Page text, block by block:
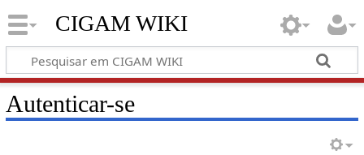
CIGAM WIKI
Autenticar-se